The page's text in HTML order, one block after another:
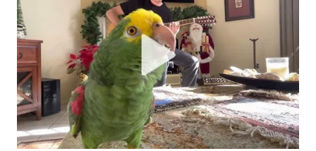
SUKABUMI
WN
PURWAKARTA